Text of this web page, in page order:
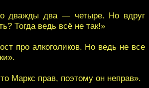
дважды два — четыре. Но вдруг
Тогда ведь всё не так!»
про алкоголиков. Но ведь не все
Маркс прав, поэтому он неправ».